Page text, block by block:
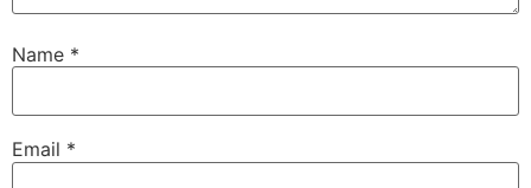
Name *
Email *